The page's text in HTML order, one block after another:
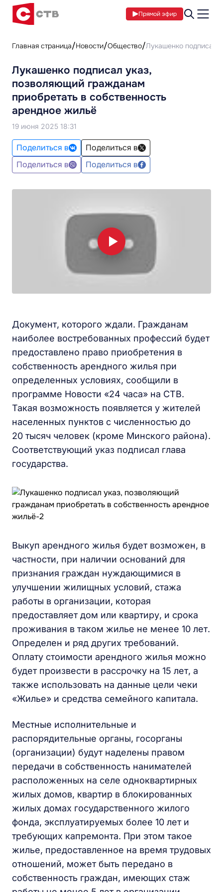
Прямой эфир
Главная страница Новости Общество Лукашенко подписал
Лукашенко подписал указ,
позволяющий гражданам
приобретать в собственность
арендное жильё
19 июня 2025 18:31
Поделиться в
Поделиться в
Поделиться в
Поделиться в
Документ, которого ждали. Гражданам
наиболее востребованных профессий будет
предоставлено право приобретения в
собственность арендного жилья при
определенных условиях, сообщили в
программе Новости «24 часа» на СТВ.
Такая возможность появляется у жителей
населенных пунктов с численностью до
20 тысяч человек (кроме Минского района).
Соответствующий указ подписал глава
государства.
Выкуп арендного жилья будет возможен, в
частности, при наличии оснований для
признания граждан нуждающимися в
улучшении жилищных условий, стажа
работы в организации, которая
предоставляет дом или квартиру, и срока
проживания в таком жилье не менее 10 лет.
Определен и ряд других требований.
Оплату стоимости арендного жилья можно
будет произвести в рассрочку на 15 лет, а
также использовать на данные цели чеки
«Жилье» и средства семейного капитала.
Местные исполнительные и
распорядительные органы, госорганы
(организации) будут наделены правом
передачи в собственность нанимателей
расположенных на селе одноквартирных
жилых домов, квартир в блокированных
жилых домах государственного жилого
фонда, эксплуатируемых более 10 лет и
требующих капремонта. При этом такое
жилье, предоставленное на время трудовых
отношений, может быть передано в
собственность граждан, имеющих стаж